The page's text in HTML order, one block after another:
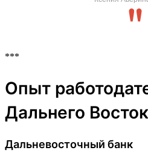
***
Опыт
Дальнего
Дальневосточный банк